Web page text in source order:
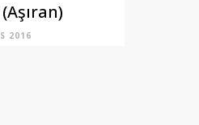
2016